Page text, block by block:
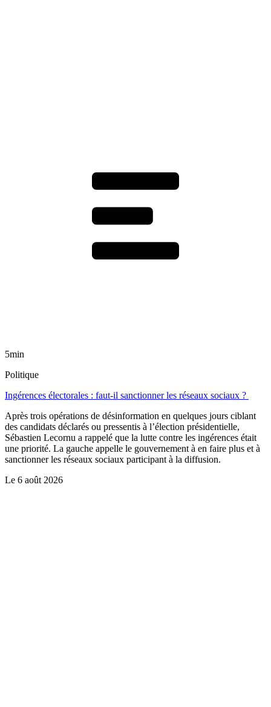
5min
Politique
Ingérences électorales : faut-il sanctionner les réseaux sociaux ?
Après trois opérations de désinformation en quelques jours ciblant
des candidats déclarés ou pressentis à l’élection présidentielle,
Sébastien Lecornu a rappelé que la lutte contre les ingérences était
une priorité. La gauche appelle le gouvernement à en faire plus et à
sanctionner les réseaux sociaux participant à la diffusion.
Le 6 août 2026